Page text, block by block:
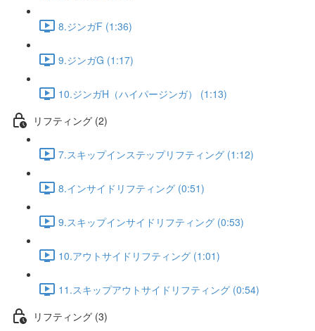
8.ジンガF (1:36)
9.ジンガG (1:17)
10.ジンガH（ハイパージンガ） (1:13)
リフティング (2)
7.スキップインステップリフティング (1:12)
8.インサイドリフティング (0:51)
9.スキップインサイドリフティング (0:53)
10.アウトサイドリフティング (1:01)
11.スキップアウトサイドリフティング (0:54)
リフティング (3)